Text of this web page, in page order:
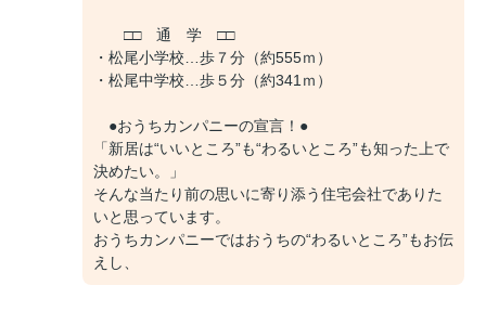
□□ 通 学 □□
・松尾小学校…歩７分（約555ｍ）
・松尾中学校…歩５分（約341ｍ）
●おうちカンパニーの宣言！●
「新居は“いいところ”も“わるいところ”も知った上で
決めたい。」
そんな当たり前の思いに寄り添う住宅会社でありた
いと思っています。
おうちカンパニーではおうちの“わるいところ”もお伝
えし、